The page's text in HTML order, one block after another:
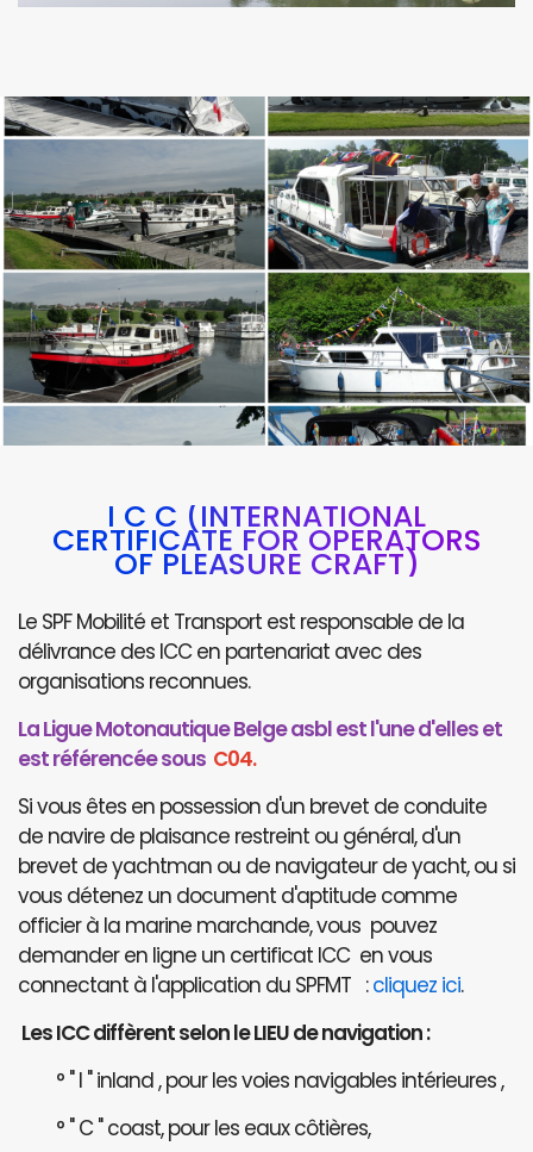
I C C (INTERNATIONAL
CERTIFICATE FOR OPERATORS
OF PLEASURE CRAFT)
Le SPF Mobilité et Transport est responsable de la
délivrance des ICC en partenariat avec des
organisations reconnues.
La Ligue Motonautique Belge asbl est l'une d'elles et
est référencée sous C04.
Si vous êtes en possession d'un brevet de conduite
de navire de plaisance restreint ou général, d'un
brevet de yachtman ou de navigateur de yacht, ou si
vous détenez un document d'aptitude comme
officier à la marine marchande, vous pouvez
demander en ligne un certificat ICC en vous
connectant à l'application du SPFMT :cliquez ici.
Les ICC diffèrent selon le LIEU de navigation :
° " I " inland , pour les voies navigables intérieures ,
° " C " coast, pour les eaux côtières,